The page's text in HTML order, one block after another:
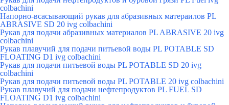
colbachini
Напорно-всасывающий рукав для абразивных матераилов PL
ABRASIVE SD 20 ivg colbachini
Рукав для подачи абразивных материалов PL ABRASIVE 20 ivg
colbachini
Рукав плавучий для подачи питьевой воды PL POTABLE SD
FLOATING D1 ivg colbachini
Рукав для подачи питьевой воды PL POTABLE SD 20 ivg
colbachini
Рукав для подачи питьевой воды PL POTABLE 20 ivg colbachini
Рукав плавучий для подачи нефтепродуктов PL FUEL SD
FLOATING D1 ivg colbachini